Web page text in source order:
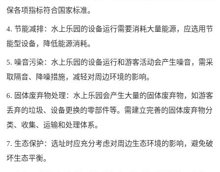
保各项指标符合国家标准。
4. 节能减排：水上乐园的设备运行需要消耗大量能源，应选用节
能型设备，降低能源消耗。
5. 噪音污染：水上乐园的设备运行和游客活动会产生噪音，需采
取隔音、降噪措施，减轻对周边环境的影响。
6. 固体废弃物处理：水上乐园会产生大量的固体废弃物，如游客
丢弃的垃圾、设备更换的零部件等。需建立完善的固体废弃物分
类、收集、运输和处理体系。
7. 生态保护：选址时应充分考虑对周边生态环境的影响，避免破
坏生态平衡。